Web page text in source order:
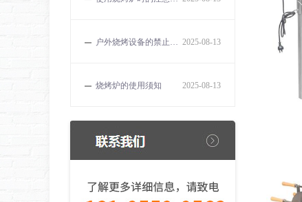
2025-08-13
户外烧烤设备的禁止事项
2025-08-13
烧烤炉的使用须知